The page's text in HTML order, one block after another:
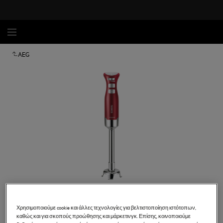
AEG
STM6200
Χρησιμοποιούμε cookie και άλλες τεχνολογίες για βελτιστοποίηση ιστότοπων,
καθώς και για σκοπούς προώθησης και μάρκετινγκ. Επίσης, κοινοποιούμε